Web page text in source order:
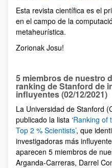
Esta revista científica es el
en el campo de la
metaheurística.
Zorionak Josu!
5 miembros de nuestro
ranking de Stanford de
influyentes (02/12/2021)
La Universidad de Stanford
publicado la lista ‘Ranking of
Top 2 % Scientists’, que
investigadoras más
aparecen 5 miembros de
Arganda-Carreras, Darrel